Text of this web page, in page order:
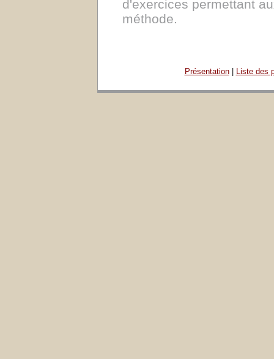
d'exercices permettant
méthode.
Présentation| Liste des